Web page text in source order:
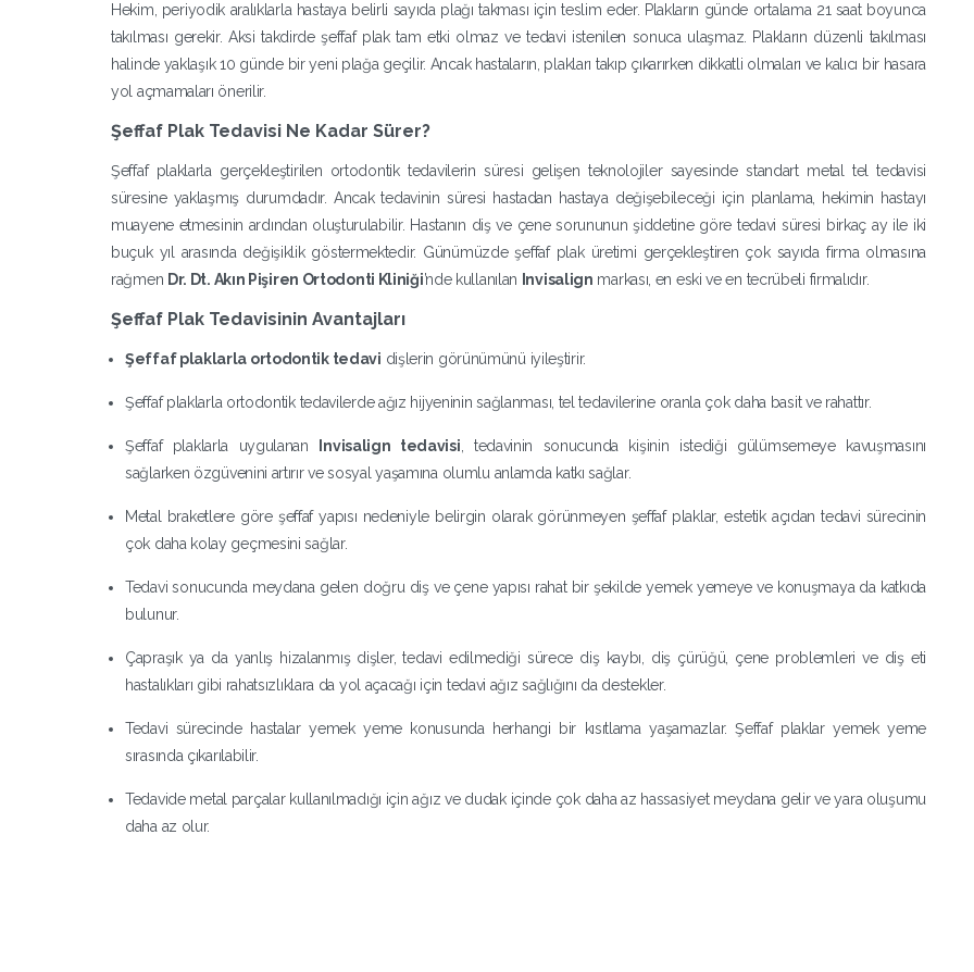
Hekim, periyodik aralıklarla hastaya belirli sayıda plağı takması için teslim eder. Plakların günde ortalama 21 saat boyunca
takılması gerekir. Aksi takdirde şeffaf plak tam etki olmaz ve tedavi istenilen sonuca ulaşmaz. Plakların düzenli takılması
halinde yaklaşık 10 günde bir yeni plağa geçilir. Ancak hastaların, plakları takıp çıkarırken dikkatli olmaları ve kalıcı bir hasara
yol açmamaları önerilir.
Şeffaf Plak Tedavisi Ne Kadar Sürer?
Şeffaf plaklarla gerçekleştirilen ortodontik tedavilerin süresi gelişen teknolojiler sayesinde standart metal tel tedavisi
süresine yaklaşmış durumdadır. Ancak tedavinin süresi hastadan hastaya değişebileceği için planlama, hekimin hastayı
muayene etmesinin ardından oluşturulabilir. ​Hastanın diş ve çene sorununun şiddetine göre tedavi süresi birkaç ay ile iki
buçuk yıl arasında değişiklik göstermektedir.​ Günümüzde şeffaf plak üretimi gerçekleştiren çok sayıda firma olmasına
rağmen Dr. Dt. Akın Pişiren Ortodonti Kliniği’nde kullanılan Invisalign markası, en eski ve en tecrübeli firmalıdır.
Şeffaf Plak Tedavisinin Avantajları
Şeffaf plaklarla ortodontik tedavi dişlerin görünümünü iyileştirir.
Şeffaf plaklarla ortodontik tedavilerde ağız hijyeninin sağlanması, tel tedavilerine oranla çok daha basit ve rahattır.
Şeffaf plaklarla uygulanan ​Invisalign tedavisi​ , tedavinin sonucunda kişinin istediği gülümsemeye kavuşmasını
sağlarken özgüvenini artırır ve sosyal yaşamına olumlu anlamda katkı sağlar.
Metal braketlere göre şeffaf yapısı nedeniyle belirgin olarak görünmeyen şeffaf plaklar, estetik açıdan tedavi sürecinin
çok daha kolay geçmesini sağlar.
Tedavi sonucunda meydana gelen doğru diş ve çene yapısı rahat bir şekilde yemek yemeye ve konuşmaya da katkıda
bulunur.
Çapraşık ya da yanlış hizalanmış dişler, tedavi edilmediği sürece diş kaybı, diş çürüğü, çene problemleri ve diş eti
hastalıkları gibi rahatsızlıklara da yol açacağı için tedavi ağız sağlığını da destekler.
Tedavi sürecinde hastalar yemek yeme konusunda herhangi bir kısıtlama yaşamazlar. Şeffaf plaklar yemek yeme
sırasında çıkarılabilir.
Tedavide metal parçalar kullanılmadığı için ağız ve dudak içinde çok daha az hassasiyet meydana gelir ve yara oluşumu
daha az olur.